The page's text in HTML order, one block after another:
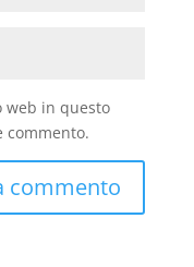
web in questo
commento.